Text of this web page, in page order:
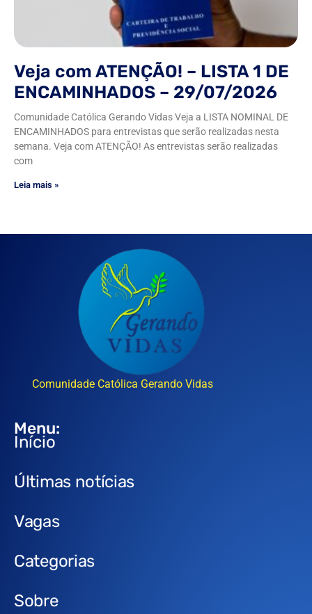
Veja com ATENÇÃO! – LISTA 1 DE
ENCAMINHADOS – 29/07/2026
Comunidade Católica Gerando Vidas Veja a LISTA NOMINAL DE
ENCAMINHADOS para entrevistas que serão realizadas nesta
semana. Veja com ATENÇÃO! As entrevistas serão realizadas
com
Leia mais »
Comunidade Católica Gerando Vidas
Menu:
Início
Últimas notícias
Vagas
Categorias
Sobre